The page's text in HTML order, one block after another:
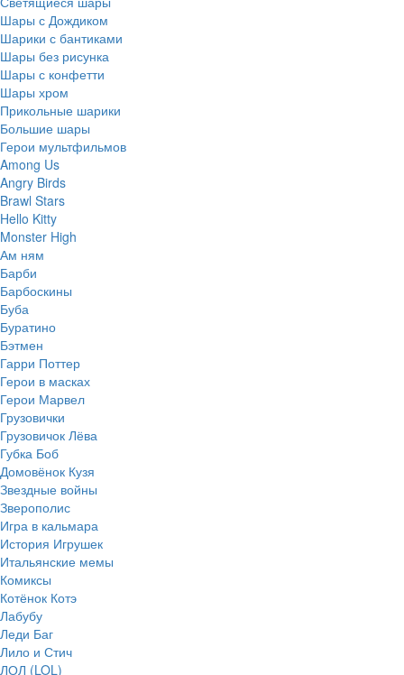
Шары с Дождиком
Шарики с бантиками
Шары без рисунка
Шары с конфетти
Шары хром
Прикольные шарики
Большие шары
Герои мультфильмов
Among Us
Angry Birds
Brawl Stars
Hello Kitty
Monster High
Ам ням
Барби
Барбоскины
Буба
Буратино
Бэтмен
Гарри Поттер
Герои в масках
Герои Марвел
Грузовички
Грузовичок Лёва
Губка Боб
Домовёнок Кузя
Звездные войны
Зверополис
Игра в кальмара
История Игрушек
Итальянские мемы
Комиксы
Котёнок Котэ
Лабубу
Леди Баг
Лило и Стич
ЛОЛ (LOL)